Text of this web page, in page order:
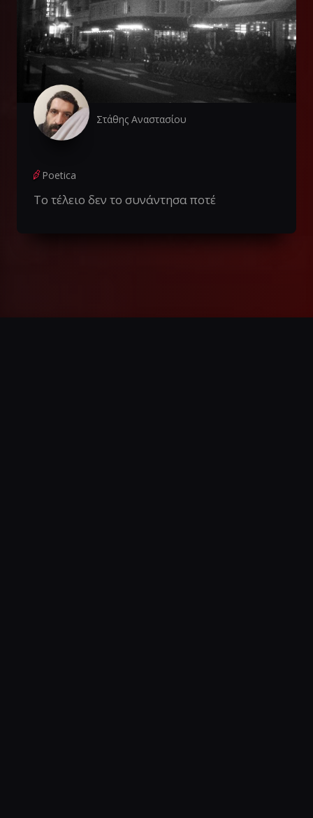
Στάθης Αναστασίου
Poetica
Το τέλειο δεν το συνάντησα ποτέ